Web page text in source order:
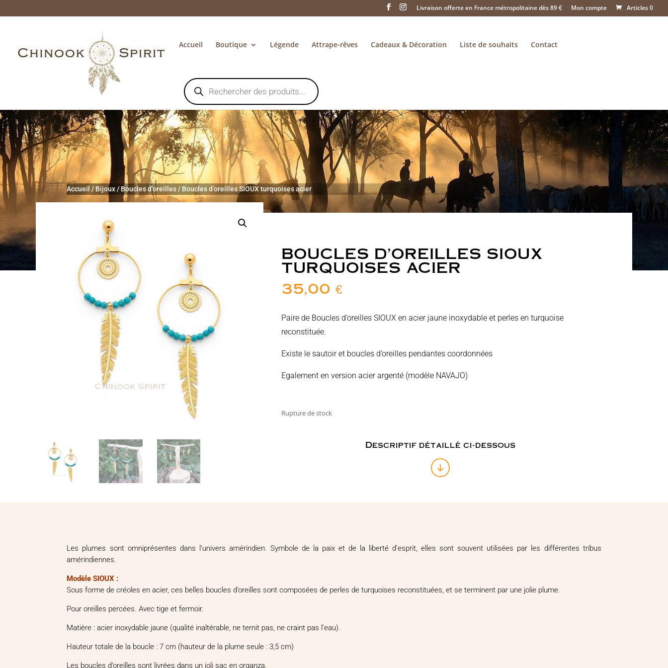
Livraison offerte en France métropolitaine dès 89 € Mon compte Articles 0
Accueil Boutique Légende Attrape-rêves Cadeaux & Décoration Liste de souhaits Contact
Recherche
de
produits
Accueil / Bijoux/ Boucles d'oreilles / Boucles d’oreilles SIOUX turquoises acier
BOUCLES D’OREILLES SIOUX
TURQUOISES ACIER
35,00€
Paire de Boucles d’oreilles SIOUX en acier jaune inoxydable et perles en turquoise
reconstituée.
Existe le sautoir et boucles d’oreilles pendantes coordonnées
Egalement en version acier argenté (modèle NAVAJO)
Rupture de stock
Descriptif détaillé ci-dessous
Les plumes sont omniprésentes dans l’univers amérindien. Symbole de la paix et de la liberté d’esprit, elles sont souvent utilisées par les différentes tribus
amérindiennes.
Modèle SIOUX :
Sous forme de créoles en acier, ces belles boucles d’oreilles sont composées de perles de turquoises reconstituées, et se terminent par une jolie plume.
Pour oreilles percées. Avec tige et fermoir.
Matière : acier inoxydable jaune (qualité inaltérable, ne ternit pas, ne craint pas l’eau).
Hauteur totale de la boucle : 7 cm (hauteur de la plume seule : 3,5 cm)
Les boucles d’oreilles sont livrées dans un joli sac en organza.